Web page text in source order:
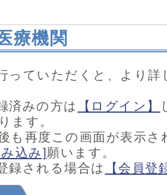
療機関
っていただくと、より
済みの方は
【ログイン】
ます。
も再度この画面が表示さ
込み]願います。
録される場合は
【会員登